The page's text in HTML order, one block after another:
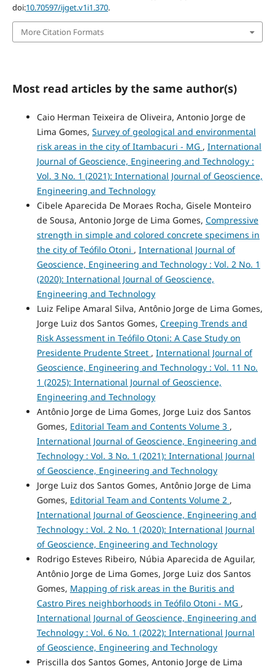
doi:10.70597/ijget.v1i1.370.
More Citation Formats
Most read articles by the same author(s)
Caio Herman Teixeira de Oliveira, Antonio Jorge de
Lima Gomes, Survey of geological and environmental
risk areas in the city of Itambacuri - MG , International
Journal of Geoscience, Engineering and Technology :
Vol. 3 No. 1 (2021): International Journal of Geoscience,
Engineering and Technology
Cibele Aparecida De Moraes Rocha, Gisele Monteiro
de Sousa, Antonio Jorge de Lima Gomes, Compressive
strength in simple and colored concrete specimens in
the city of Teófilo Otoni , International Journal of
Geoscience, Engineering and Technology : Vol. 2 No. 1
(2020): International Journal of Geoscience,
Engineering and Technology
Luiz Felipe Amaral Silva, Antônio Jorge de Lima Gomes,
Jorge Luiz dos Santos Gomes, Creeping Trends and
Risk Assessment in Teófilo Otoni: A Case Study on
Presidente Prudente Street , International Journal of
Geoscience, Engineering and Technology : Vol. 11 No.
1 (2025): International Journal of Geoscience,
Engineering and Technology
Antônio Jorge de Lima Gomes, Jorge Luiz dos Santos
Gomes, Editorial Team and Contents Volume 3 ,
International Journal of Geoscience, Engineering and
Technology : Vol. 3 No. 1 (2021): International Journal
of Geoscience, Engineering and Technology
Jorge Luiz dos Santos Gomes, Antônio Jorge de Lima
Gomes, Editorial Team and Contents Volume 2 ,
International Journal of Geoscience, Engineering and
Technology : Vol. 2 No. 1 (2020): International Journal
of Geoscience, Engineering and Technology
Rodrigo Esteves Ribeiro, Núbia Aparecida de Aguilar,
Antônio Jorge de Lima Gomes, Jorge Luiz dos Santos
Gomes, Mapping of risk areas in the Buritis and
Castro Pires neighborhoods in Teófilo Otoni - MG ,
International Journal of Geoscience, Engineering and
Technology : Vol. 6 No. 1 (2022): International Journal
of Geoscience, Engineering and Technology
Priscilla dos Santos Gomes, Antonio Jorge de Lima